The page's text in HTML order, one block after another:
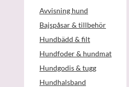
Avvisning hund
Bajspåsar & tillbehör
Hundbädd & filt
Hundfoder & hundmat
Hundgodis & tugg
Hundhalsband